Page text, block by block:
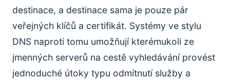
destinace, a destinace sama je pouze pár
veřejných klíčů a certifikát. Systémy ve stylu
DNS naproti tomu umožňují kterémukoli ze
jmenných serverů na cestě vyhledávání provést
jednoduché útoky typu odmítnutí služby a